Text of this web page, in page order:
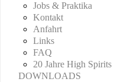
Jobs & Praktika
Kontakt
Anfahrt
Links
FAQ
20 Jahre High Spirits
DOWNLOADS